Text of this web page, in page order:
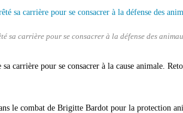
sa carrière pour se consacrer à la défense des
carrière pour se consacrer à la cause animale.
le combat de Brigitte Bardot pour la protection